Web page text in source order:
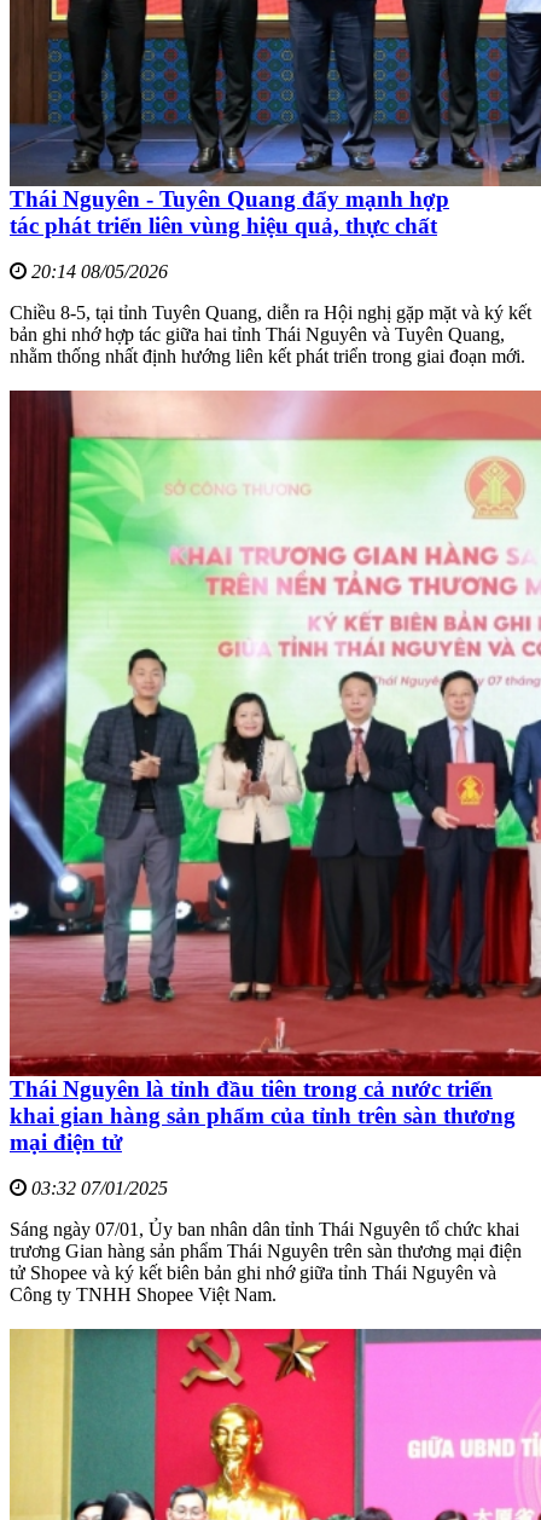
Thái Nguyên - Tuyên Quang đẩy mạnh hợp
tác phát triển liên vùng hiệu quả, thực chất
20:14 08/05/2026
Chiều 8-5, tại tỉnh Tuyên Quang, diễn ra Hội nghị gặp mặt và ký kết
bản ghi nhớ hợp tác giữa hai tỉnh Thái Nguyên và Tuyên Quang,
nhằm thống nhất định hướng liên kết phát triển trong giai đoạn mới.
Thái Nguyên là tỉnh đầu tiên trong cả nước triển
khai gian hàng sản phẩm của tỉnh trên sàn thương
mại điện tử
03:32 07/01/2025
Sáng ngày 07/01, Ủy ban nhân dân tỉnh Thái Nguyên tổ chức khai
trương Gian hàng sản phẩm Thái Nguyên trên sàn thương mại điện
tử Shopee và ký kết biên bản ghi nhớ giữa tỉnh Thái Nguyên và
Công ty TNHH Shopee Việt Nam.